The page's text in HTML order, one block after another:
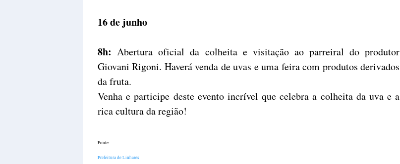
16 de junho
8h: Abertura oficial da colheita e visitação ao parreiral do produtor
Giovani Rigoni. Haverá venda de uvas e uma feira com produtos derivados
da fruta.
Venha e participe deste evento incrível que celebra a colheita da uva e a
rica cultura da região!
Fonte:
Prefeitura de Linhares